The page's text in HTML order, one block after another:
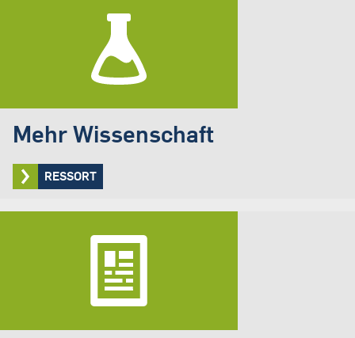
Mehr Wissenschaft
RESSORT